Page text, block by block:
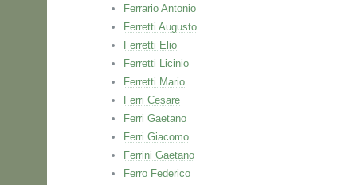
Ferrario Antonio
Ferretti Augusto
Ferretti Elio
Ferretti Licinio
Ferretti Mario
Ferri Cesare
Ferri Gaetano
Ferri Giacomo
Ferrini Gaetano
Ferro Federico